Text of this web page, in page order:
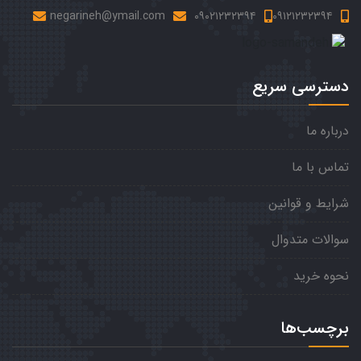
۰۹۱۲۱۲۳۲۳۹۴
۰۹۰۲۱۲۳۲۳۹۴ negarineh@ymail.com
دسترسی سریع
درباره ما
تماس با ما
شرایط و قوانین
سوالات متدوال
نحوه خرید
برچسب‌ها